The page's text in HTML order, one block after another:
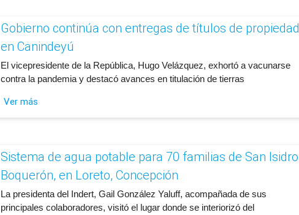
Gobierno continúa con entregas de títulos de propiedad
en Canindeyú
El vicepresidente de la República, Hugo Velázquez, exhortó a vacunarse
contra la pandemia y destacó avances en titulación de tierras
Ver más
Sistema de agua potable para 70 familias de San Isidro
Boquerón, en Loreto, Concepción
​La presidenta del Indert, Gail González Yaluff, acompañada de sus
principales colaboradores, visitó el lugar donde se interiorizó del